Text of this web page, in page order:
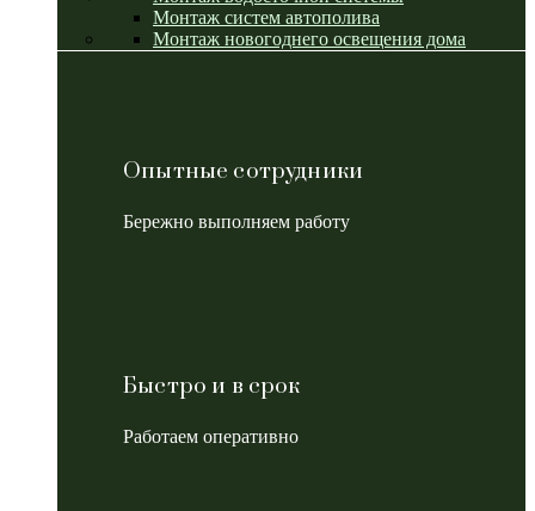
Монтаж систем автополива
Монтаж новогоднего освещения дома
Опытные сотрудники
Бережно выполняем работу
Быстро и в срок
Работаем оперативно